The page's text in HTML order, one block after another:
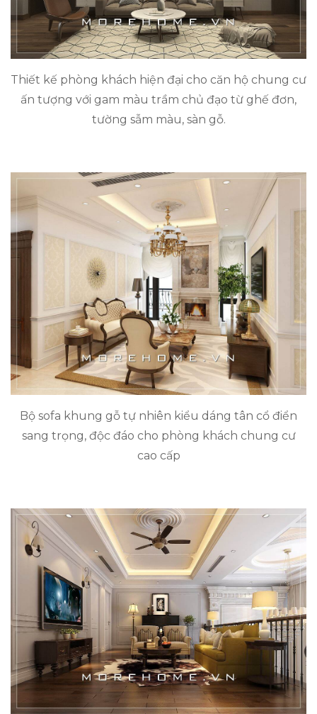
Thiết kế phòng khách hiện đại cho căn hộ chung cư
ấn tượng với gam màu trầm chủ đạo từ ghế đơn,
tường sẫm màu, sàn gỗ.
Bộ sofa khung gỗ tự nhiên kiểu dáng tân cổ điển
sang trọng, độc đáo cho phòng khách chung cư
cao cấp